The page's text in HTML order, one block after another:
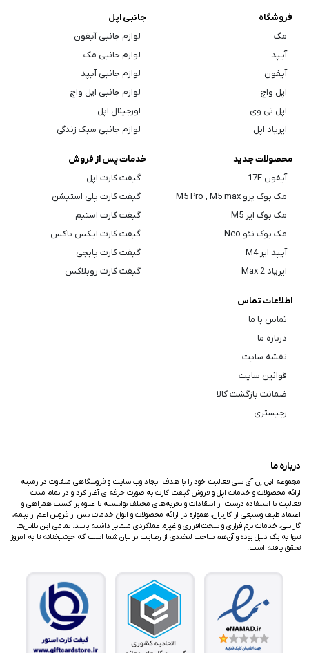
فروشگاه
مک
آیپد
آیفون
اپل واچ
اپل تی وی
ایرپاد اپل
جانبی اپل
لوازم جانبی آیفون
لوازم جانبی مک
لوازم جانبی آیپد
لوازم جانبی اپل واچ
اورجینال اپل
لوازم جانبی سبک زندگی
محصولات جدید
آیفون 17E
مک بوک پرو M5 Pro , M5 max
مک بوک ایر M5
مک بوک نئو Neo
آیپد ایر M4
ایرپاد Max 2
خدمات پس از فروش
گیفت کارت اپل
گیفت کارت پلی استیشن
گیفت کارت استیم
گیفت کارت ایکس باکس
گیفت کارت پابجی
گیفت کارت روبلاکس
اطلاعات تماس
تماس با ما
درباره ما
نقشه سایت
قوانین سایت
ضمانت بازگشت کالا
رجیستری
درباره ما
مجموعه اپل اِن آی سی فعالیت خود را با هدف ایجاد وب سایت و فروشگاهی متفاوت در زمینه
ارائه محصولات و خدمات اپل و فروش گیفت کارت به صورت حرفه‌ای آغاز کرد و در تمام مدت
فعالیت با استفاده درست از انتقادات و تجربه‌های مختلف توانسته تا علاوه بر کسب همراهی و
اعتماد طیف وسیعی از کاربران، همواره در ارائه محصولات و انواع خدمات پس از فروش اعم از بیمه،
گارانتی، خدمات نرم‌افزاری و سخت‌افزاری و غیره، عملکردی متمایز داشته باشد. تمامی این تلاش‌ها
تنها به یک دلیل بوده و آن‌هم ساخت لبخندی از رضایت بر لبان شما است که خوشبختانه تا به امروز
تحقق یافته است.